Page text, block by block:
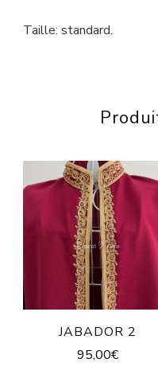
Taille: standard.
JABADOR 2
95,00€